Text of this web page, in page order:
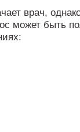
врач,
может быть